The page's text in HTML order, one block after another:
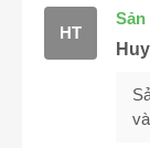
Sản
HT